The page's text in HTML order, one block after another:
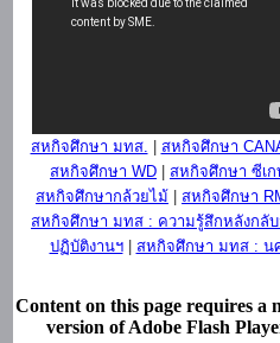
สหกิจศึกษา มทส.
สหกิจศึกษา
สหกิจศึกษา WD
สหกิจศึกษา ซีเก
สหกิจศึกษากล้วยไม้
สหกิจศึกษา
สหกิจศึกษา มทส : ความรู้สึกหลังกลับ
ปฏิบัติงานฯ| สหกิจศึกษา มทส : น
Content on this page requires a
version of Adobe Flash